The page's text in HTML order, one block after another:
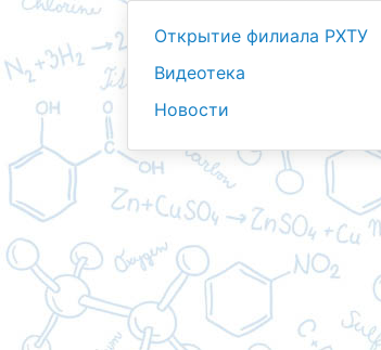
Открытие филиала РХТУ
Видеотека
Новости